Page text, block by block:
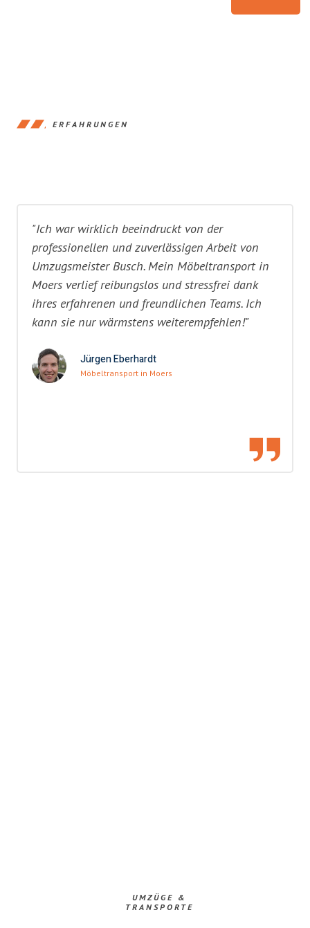
ERFAHRUNGEN
"Ich war wirklich beeindruckt von der
professionellen und zuverlässigen Arbeit von
Umzugsmeister Busch. Mein Möbeltransport in
Moers verlief reibungslos und stressfrei dank
ihres erfahrenen und freundlichen Teams. Ich
kann sie nur wärmstens weiterempfehlen!"
Jürgen Eberhardt
Möbeltransport in Moers
UMZÜGE &
TRANSPORTE